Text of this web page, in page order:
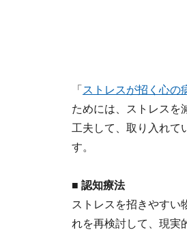
「 ストレスが招く心の
ためには、ストレスを
工夫して、取り入れて
す。
■ 認知療法
ストレスを招きやすい
れを再検討して、現実